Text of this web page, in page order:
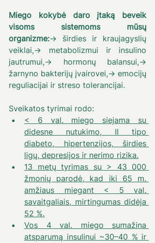
Miego kokybė daro įtaką beveik
visoms sistemoms mūsų
organizme:→ širdies ir kraujagyslių
veiklai,→ metabolizmui ir insulino
jautrumui,→ hormonų balansui,→
žarnyno bakterijų įvairovei,→ emocijų
reguliacijai ir streso tolerancijai.
Sveikatos tyrimai rodo:
< 6 val. miego siejama su
didesne nutukimo, II tipo
diabeto, hipertenzijos, širdies
ligų, depresijos ir nerimo rizika.
13 metų tyrimas su > 43 000
žmonių parodė, kad iki 65 m.
amžiaus miegant < 5 val.
savaitgaliais, mirtingumas didėja
52 %.
Vos 4 val. miego sumažina
atsparumą insulinui ~30–40 % ir